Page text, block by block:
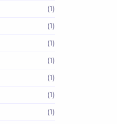
(1)
(1)
(1)
(1)
(1)
(1)
(1)